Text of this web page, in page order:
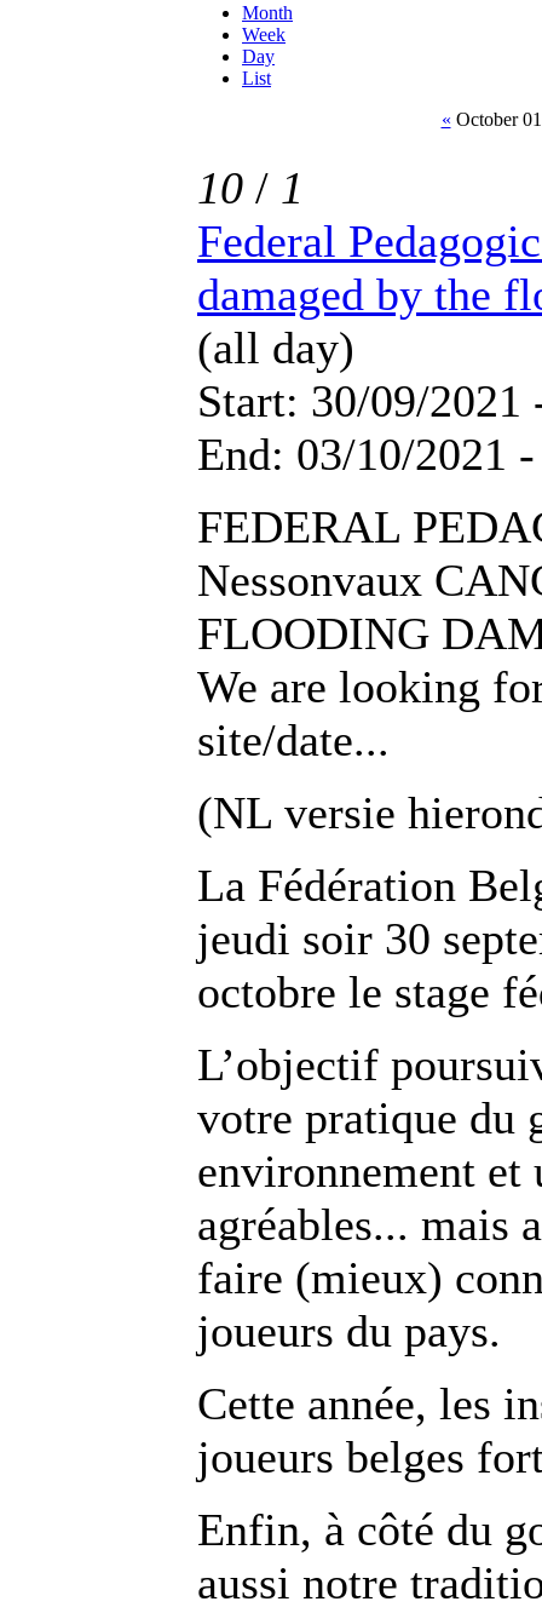
Month
Week
Day
List
« October
10 / 1
Federal
damaged by the
(all day)
Start: 30/09/2021
End: 03/10/2021
FEDERAL
Nessonvaux
FLOODING
We are looking
site/date...
(NL versie
La Fédération
jeudi soir 30
octobre le stage
L’objectif
votre pratique du
environnement et
agréables... mais
faire (mieux)
joueurs du pays.
Cette année, les
joueurs belges
Enfin, à côté du
aussi notre